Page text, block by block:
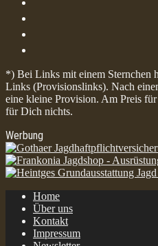
*) Bei Links mit einem Sternchen
Links (Provisionslinks). Nach
eine kleine Provision. Am Preis
für Dich nichts.
Werbung
Home
Über uns
Kontakt
Impressum